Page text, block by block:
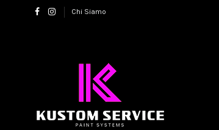
Chi Siamo